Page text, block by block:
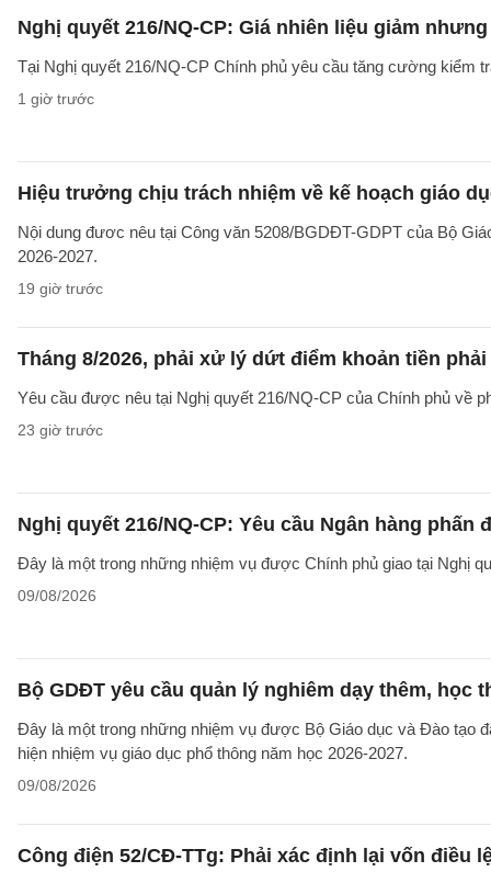
Nghị quyết 216/NQ-CP: Giá nhiên liệu giảm
Tại Nghị quyết 216/NQ-CP Chính phủ yêu cầu tăng cường kiểm
1 giờ trước
Hiệu trưởng chịu trách nhiệm về kế hoạch giáo
Nội dung đươc nêu tại Công văn 5208/BGDĐT-GDPT của Bộ
2026-2027.
19 giờ trước
Tháng 8/2026, phải xử lý dứt điểm khoản tiền
Yêu cầu được nêu tại Nghị quyết 216/NQ-CP của Chính phủ về
23 giờ trước
Nghị quyết 216/NQ-CP: Yêu cầu Ngân hàng phấn
Đây là một trong những nhiệm vụ được Chính phủ giao tại Nghị
09/08/2026
Bộ GDĐT yêu cầu quản lý nghiêm dạy thêm, học
Đây là một trong những nhiệm vụ được Bộ Giáo dục và Đào tạo
hiện nhiệm vụ giáo dục phổ thông năm học 2026-2027.
09/08/2026
Công điện 52/CĐ-TTg: Phải xác định lại vốn điều